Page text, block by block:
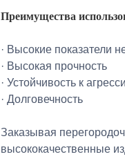
Преимущества
· Высокие показатели
· Высокая прочность
· Устойчивость к
· Долговечность
Заказывая
высококачественные